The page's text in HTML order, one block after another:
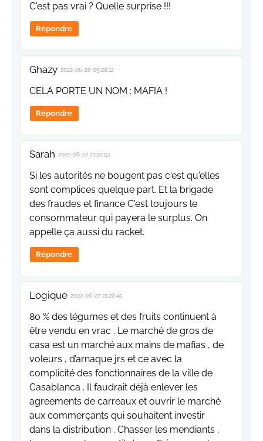
C'est pas vrai ? Quelle surprise !!!
Répondre
Ghazy 2022-06-28 09:28:12
CELA PORTE UN NOM : MAFIA !
Répondre
Sarah 2022-06-27 21:50:53
Si les autorités ne bougent pas c'est qu'elles
sont complices quelque part. Et la brigade
des fraudes et finance C'est toujours le
consommateur qui payera le surplus. On
appelle ça aussi du racket.
Répondre
Logique 2022-06-27 21:26:45
80 % des légumes et des fruits continuent à
être vendu en vrac . Le marché de gros de
casa est un marché aux mains de mafias , de
voleurs , d’arnaque jrs et ce avec la
complicité des fonctionnaires de la ville de
Casablanca . Il faudrait déjà enlever les
agreements de carreaux et ouvrir le marché
aux commerçants qui souhaitent investir
dans la distribution . Chasser les mendiants ,